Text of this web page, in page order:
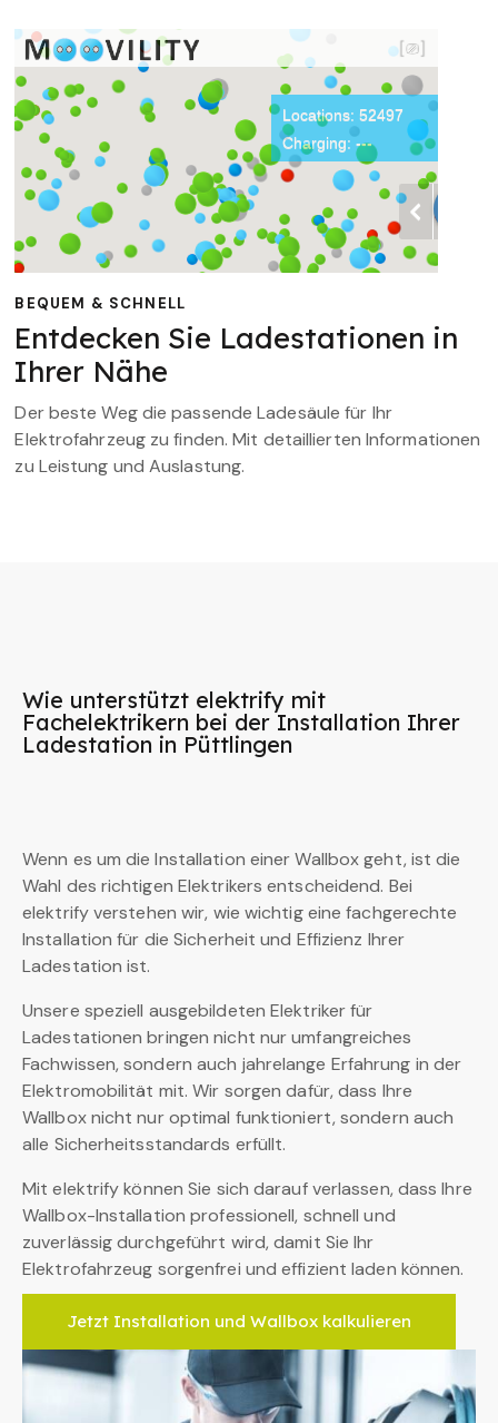
BEQUEM & SCHNELL
Entdecken Sie Ladestationen in
Ihrer Nähe
Der beste Weg die passende Ladesäule für Ihr
Elektrofahrzeug zu finden. Mit detaillierten Informationen
zu Leistung und Auslastung.
Wie unterstützt elektrify mit
Fachelektrikern bei der Installation Ihrer
Ladestation in Püttlingen
Wenn es um die Installation einer Wallbox geht, ist die
Wahl des richtigen Elektrikers entscheidend. Bei
elektrify verstehen wir, wie wichtig eine fachgerechte
Installation für die Sicherheit und Effizienz Ihrer
Ladestation ist.
Unsere speziell ausgebildeten Elektriker für
Ladestationen bringen nicht nur umfangreiches
Fachwissen, sondern auch jahrelange Erfahrung in der
Elektromobilität mit. Wir sorgen dafür, dass Ihre
Wallbox nicht nur optimal funktioniert, sondern auch
alle Sicherheitsstandards erfüllt.
Mit elektrify können Sie sich darauf verlassen, dass Ihre
Wallbox-Installation professionell, schnell und
zuverlässig durchgeführt wird, damit Sie Ihr
Elektrofahrzeug sorgenfrei und effizient laden können.
Jetzt Installation und Wallbox kalkulieren